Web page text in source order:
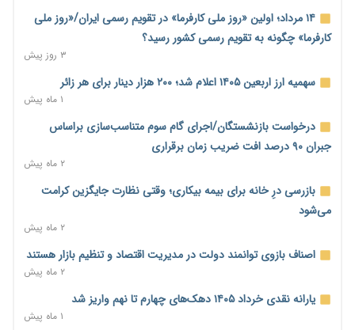
۲ روز پیش
نماینده مجلس: توسعه مرزهای زمینی به راهبرد تأمین کالاهای
خانه کارگر قزوین: شکاف دستمزد و هزینه معیشت هر روز عمیق‌تر
می‌شود
رئیس سازمان امور مالیاتی: بلاگرهای پردرآمد مشمول پرداخت
مالیات هستند
پیش‌بینی افزایش تولید برنج؛ نیاز وارداتی کشور به ۵۰۰ هزار تن
کاهش می‌یابد
۲ روز پیش
۱۴ مرداد؛ اولین «روز ملی کارفرما» در تقویم رسمی ایران/«روز ملی
کارفرما» چگونه به تقویم رسمی کشور رسید؟
۳ روز پیش
سهمیه ارز اربعین ۱۴۰۵ اعلام شد؛ ۲۰۰ هزار دینار برای هر زائر
۱ ماه پیش
درخواست بازنشستگان/اجرای گام سوم متناسب‌سازی براساس
جبران ۹۰ درصد افت ضریب زمان برقراری
۲ ماه پیش
بازرسی درِ خانه برای بیمه بیکاری؛ وقتی نظارت جایگزین کرامت
می‌شود
۲ ماه پیش
اصناف بازوی توانمند دولت در مدیریت اقتصاد و تنظیم بازار هستند
۲ ماه پیش
یارانه نقدی خرداد ۱۴۰۵ دهک‌های چهارم تا نهم واریز شد
۱ ماه پیش